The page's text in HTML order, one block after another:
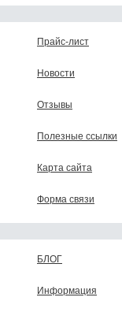
Прайс-лист
Новости
Отзывы
Полезные ссылки
Карта сайта
Форма связи
БЛОГ
Информация